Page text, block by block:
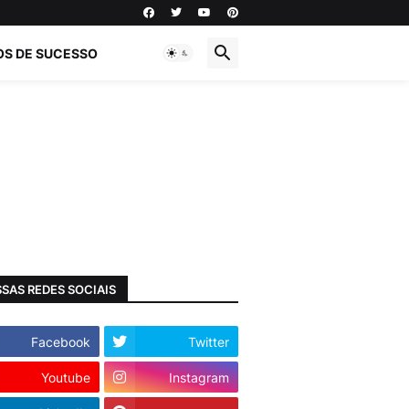
DE SUCESSO
REDES SOCIAIS
Facebook Twitter
Youtube Instagram